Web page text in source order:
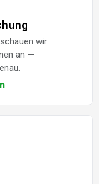
wir
an —